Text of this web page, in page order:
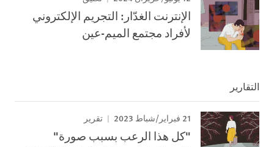
الإنترنت الغدّار: التجريم الإلكتروني
لأفراد مجتمع الميم-عين
التقارير
21 فبراير/شباط 2023 تقرير
"كل هذا الرعب بسبب صورة"